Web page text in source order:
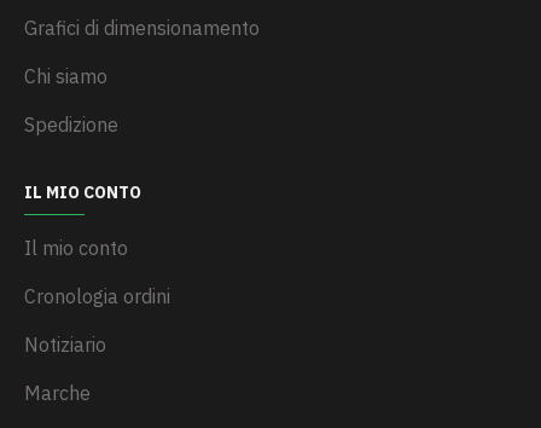
Grafici di dimensionamento
Chi siamo
Spedizione
IL MIO CONTO
Il mio conto
Cronologia ordini
Notiziario
Marche